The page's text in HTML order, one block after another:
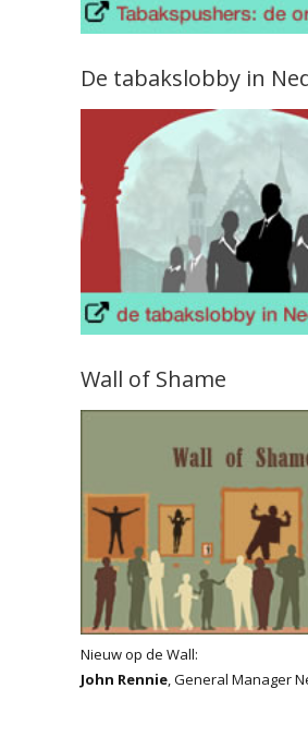
De tabakslobby in
Wall of Shame
Nieuw op de Wall:
John Rennie, General Manager